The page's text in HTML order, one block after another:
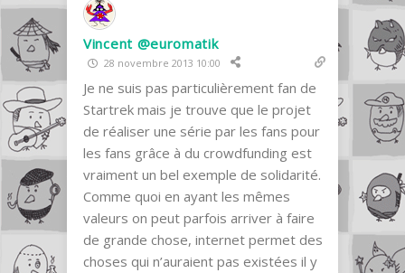
Vincent @euromatik
28 novembre 2013 10:00
Je ne suis pas particulièrement fan de
Startrek mais je trouve que le projet
de réaliser une série par les fans pour
les fans grâce à du crowdfunding est
vraiment un bel exemple de solidarité.
Comme quoi en ayant les mêmes
valeurs on peut parfois arriver à faire
de grande chose, internet permet des
choses qui n’auraient pas existées il y